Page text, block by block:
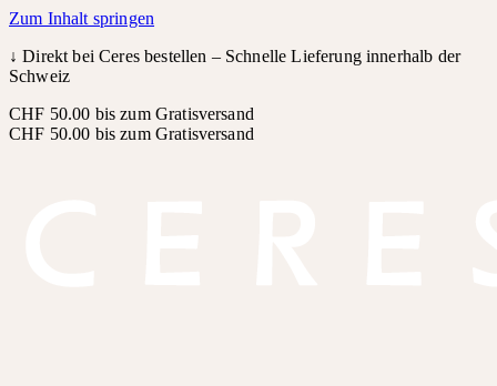
Zum Inhalt springen
↓Direkt bei Ceres bestellen – Schnelle Lieferung innerhalb der
Schweiz
CHF 50.00 bis zum Gratisversand
CHF 50.00 bis zum Gratisversand